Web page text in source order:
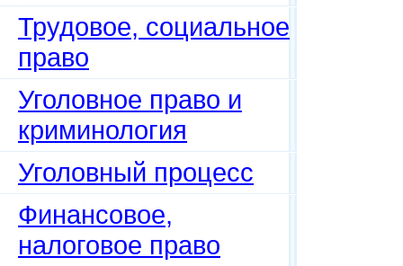
Трудовое, социальное
право
Уголовное право и
криминология
Уголовный процесс
Финансовое,
налоговое право